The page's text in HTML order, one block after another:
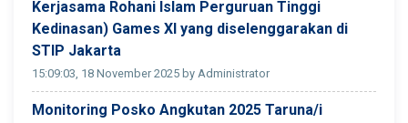
Kerjasama Rohani Islam Perguruan Tinggi
Kedinasan) Games XI yang diselenggarakan di
STIP Jakarta
15:09:03, 18 November 2025 by Administrator
Monitoring Posko Angkutan 2025 Taruna/i